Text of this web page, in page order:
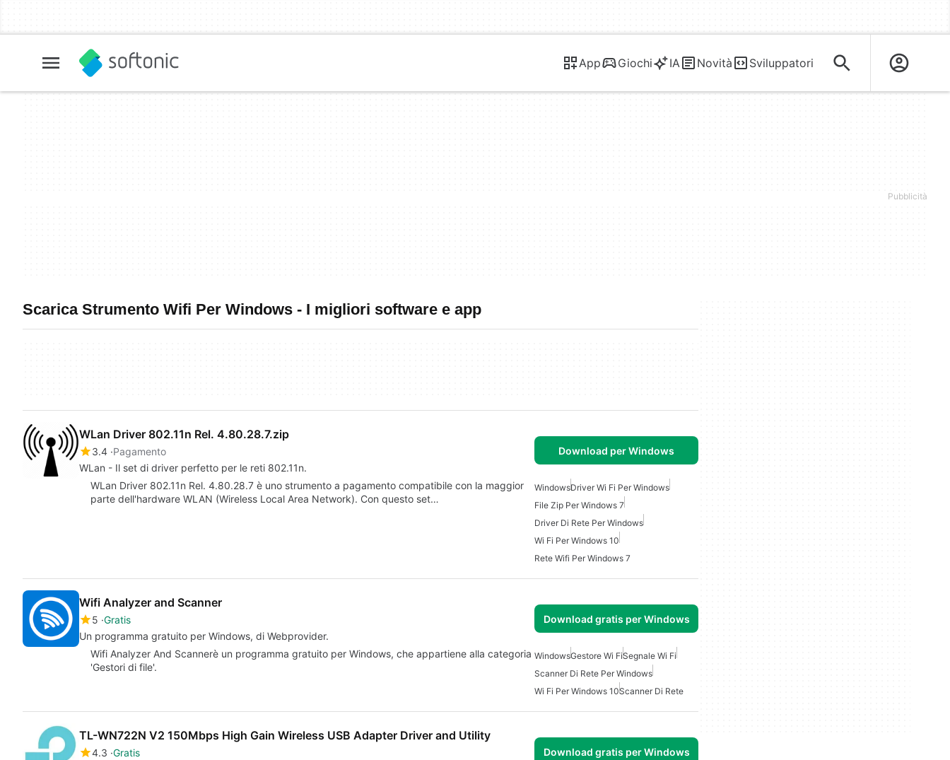
App Giochi IA Novità Sviluppatori
Scarica Strumento Wifi Per Windows - I migliori software e app
WLan Driver 802.11n Rel. 4.80.28.7.zip
3.4 Pagamento
WLan - Il set di driver perfetto per le reti 802.11n.
Download per Windows
WLan Driver 802.11n Rel. 4.80.28.7 è uno strumento a pagamento compatibile con la maggior
parte dell'hardware WLAN (Wireless Local Area Network). Con questo set…
WindowsDriver Wi Fi Per Windows
File Zip Per Windows 7
Driver Di Rete Per Windows
Wi Fi Per Windows 10
Rete Wifi Per Windows 7
Wifi Analyzer and Scanner
5 Gratis
Un programma gratuito per Windows, di Webprovider.
Download gratis per Windows
Wifi Analyzer And Scannerè un programma gratuito per Windows, che appartiene alla categoria
'Gestori di file'.
WindowsGestore Wi FiSegnale Wi Fi
Scanner Di Rete Per Windows
Wi Fi Per Windows 10Scanner Di Rete
TL-WN722N V2 150Mbps High Gain Wireless USB Adapter Driver and Utility
4.3 Gratis
Download gratis per Windows